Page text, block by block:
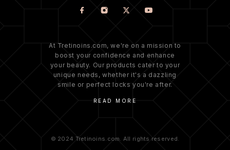
At Tretinoins.com, we're on a mission to
boost your confidence and enhance
your beauty. Our products cater to your
unique needs, whether it's a dazzling
smile or perfect locks you're after.
READ MORE
© 2024 Tretinoins.com. All rights reserved.